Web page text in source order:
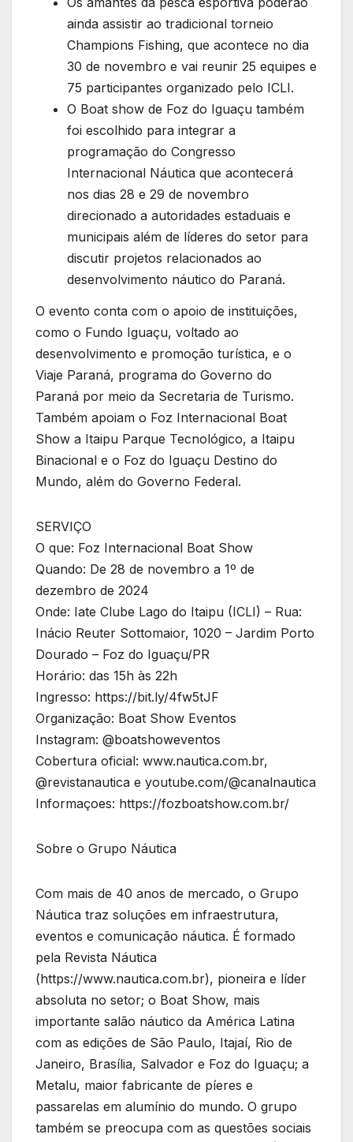
ainda assistir ao tradicional torneio
Champions Fishing, que acontece no dia
30 de novembro e vai reunir 25 equipes e
75 participantes organizado pelo ICLI.
O Boat show de Foz do Iguaçu também
foi escolhido para integrar a
programação do Congresso
Internacional Náutica que acontecerá
nos dias 28 e 29 de novembro
direcionado a autoridades estaduais e
municipais além de líderes do setor para
discutir projetos relacionados ao
desenvolvimento náutico do Paraná.
O evento conta com o apoio de instituições,
como o Fundo Iguaçu, voltado ao
desenvolvimento e promoção turística, e o
Viaje Paraná, programa do Governo do
Paraná por meio da Secretaria de Turismo.
Também apoiam o Foz Internacional Boat
Show a Itaipu Parque Tecnológico, a Itaipu
Binacional e o Foz do Iguaçu Destino do
Mundo, além do Governo Federal.
SERVIÇO
O que: Foz Internacional Boat Show
Quando: De 28 de novembro a 1º de
dezembro de 2024
Onde: Iate Clube Lago do Itaipu (ICLI) – Rua:
Inácio Reuter Sottomaior, 1020 – Jardim Porto
Dourado – Foz do Iguaçu/PR
Horário: das 15h às 22h
Ingresso: https://bit.ly/4fw5tJF
Organização: Boat Show Eventos
Instagram: @boatshoweventos
Cobertura oficial: www.nautica.com.br,
@revistanautica e youtube.com/@canalnautica
Informaçoes: https://fozboatshow.com.br/
Sobre o Grupo Náutica
Com mais de 40 anos de mercado, o Grupo
Náutica traz soluções em infraestrutura,
eventos e comunicação náutica. É formado
pela Revista Náutica
(https://www.nautica.com.br), pioneira e líder
absoluta no setor; o Boat Show, mais
importante salão náutico da América Latina
com as edições de São Paulo, Itajaí, Rio de
Janeiro, Brasília, Salvador e Foz do Iguaçu; a
Metalu, maior fabricante de píeres e
passarelas em alumínio do mundo. O grupo
também se preocupa com as questões sociais